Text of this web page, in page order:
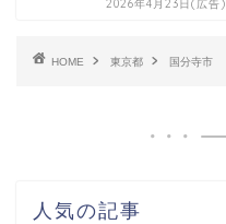
2026年4月23日(広告)
HOME 東京都 国分寺市
人気の記事